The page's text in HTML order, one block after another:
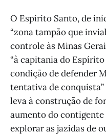
O Espírito Santo, de
“zona tampão que
controle às Minas
“à capitania do
condição de defender
tentativa de conquista”
leva à construção de
aumento do
explorar as jazidas de